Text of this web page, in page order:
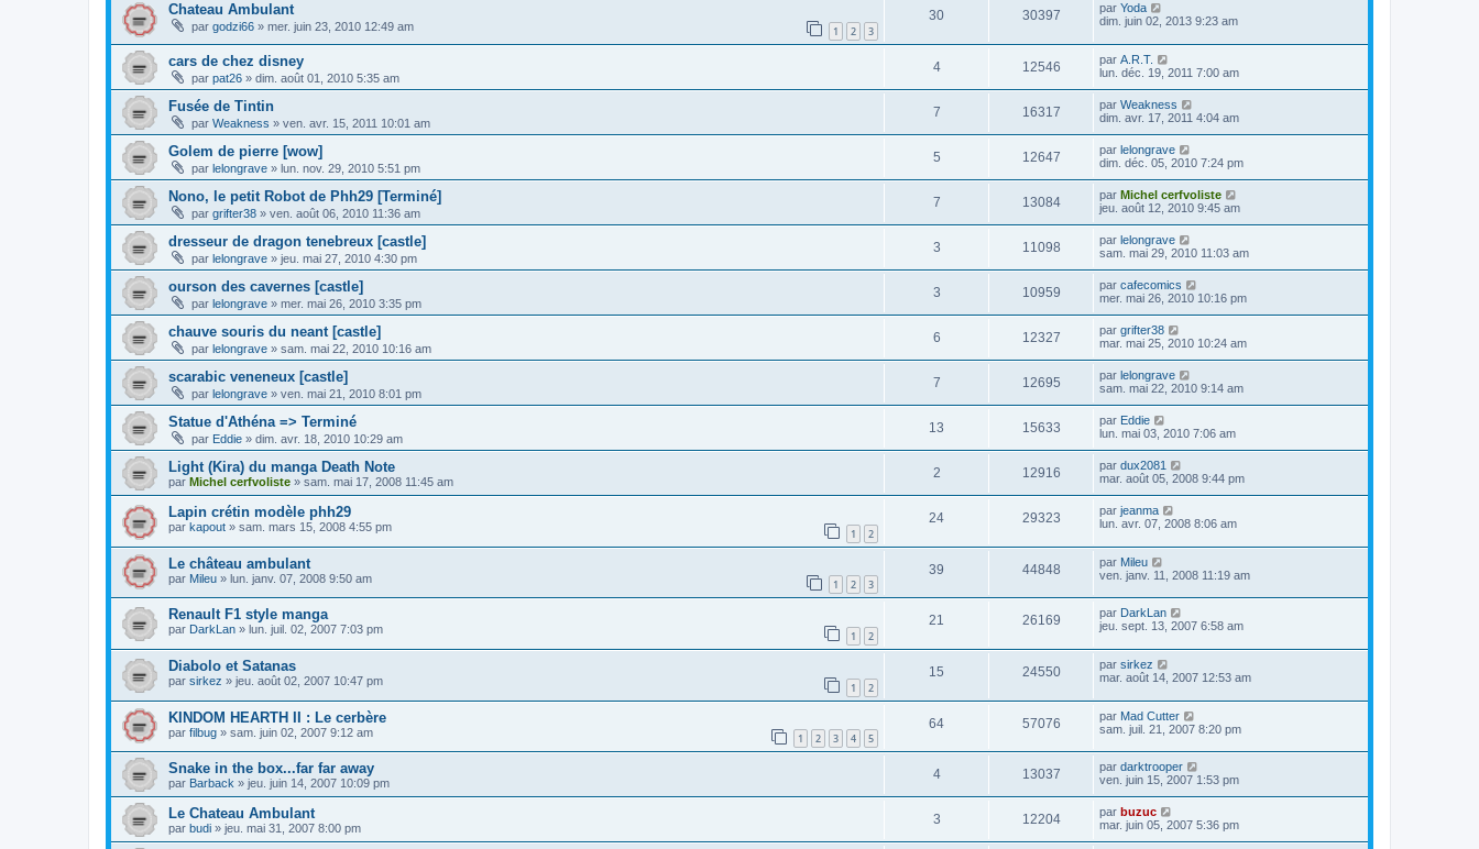
Chateau Ambulant
par godzi66 » mer. juin 23, 2010 12:49 am 1 2 3
30 30397 par Yoda
dim. juin 02, 2013 9:23 am
cars de chez disney
par pat26 » dim. août 01, 2010 5:35 am
4 12546 par A.R.T.
lun. déc. 19, 2011 7:00 am
Fusée de Tintin
par Weakness » ven. avr. 15, 2011 10:01 am
7 16317 par Weakness
dim. avr. 17, 2011 4:04 am
Golem de pierre [wow]
par lelongrave » lun. nov. 29, 2010 5:51 pm
5 12647 par lelongrave
dim. déc. 05, 2010 7:24 pm
Nono, le petit Robot de Phh29 [Terminé]
par grifter38 » ven. août 06, 2010 11:36 am
7 13084 par Michel cerfvoliste
jeu. août 12, 2010 9:45 am
dresseur de dragon tenebreux [castle]
par lelongrave » jeu. mai 27, 2010 4:30 pm
3 11098 par lelongrave
sam. mai 29, 2010 11:03 am
ourson des cavernes [castle]
par lelongrave » mer. mai 26, 2010 3:35 pm
3 10959 par cafecomics
mer. mai 26, 2010 10:16 pm
chauve souris du neant [castle]
par lelongrave » sam. mai 22, 2010 10:16 am
6 12327 par grifter38
mar. mai 25, 2010 10:24 am
scarabic veneneux [castle]
par lelongrave » ven. mai 21, 2010 8:01 pm
7 12695 par lelongrave
sam. mai 22, 2010 9:14 am
Statue d'Athéna => Terminé
par Eddie » dim. avr. 18, 2010 10:29 am
13 15633 par Eddie
lun. mai 03, 2010 7:06 am
Light (Kira) du manga Death Note
par Michel cerfvoliste » sam. mai 17, 2008 11:45 am
2 12916 par dux2081
mar. août 05, 2008 9:44 pm
Lapin crétin modèle phh29
par kapout » sam. mars 15, 2008 4:55 pm 1 2
24 29323 par jeanma
lun. avr. 07, 2008 8:06 am
Le château ambulant
par Mileu » lun. janv. 07, 2008 9:50 am 1 2 3
39 44848 par Mileu
ven. janv. 11, 2008 11:19 am
Renault F1 style manga
par DarkLan » lun. juil. 02, 2007 7:03 pm 1 2
21 26169 par DarkLan
jeu. sept. 13, 2007 6:58 am
Diabolo et Satanas
par sirkez » jeu. août 02, 2007 10:47 pm 1 2
15 24550 par sirkez
mar. août 14, 2007 12:53 am
KINDOM HEARTH II : Le cerbère
par filbug » sam. juin 02, 2007 9:12 am 1 2 3 4 5
64 57076 par Mad Cutter
sam. juil. 21, 2007 8:20 pm
Snake in the box...far far away
par Barback » jeu. juin 14, 2007 10:09 pm
4 13037 par darktrooper
ven. juin 15, 2007 1:53 pm
Le Chateau Ambulant
par budi » jeu. mai 31, 2007 8:00 pm
3 12204 par buzuc
mar. juin 05, 2007 5:36 pm